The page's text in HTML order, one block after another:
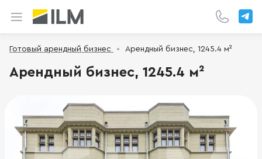
Готовый арендный бизнес Арендный бизнес, 1245.4 м²
Арендный бизнес, 1245.4 м²